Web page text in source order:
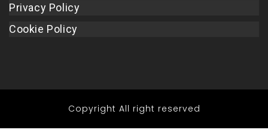
Privacy Policy
Cookie Policy
Copyright All right reserved